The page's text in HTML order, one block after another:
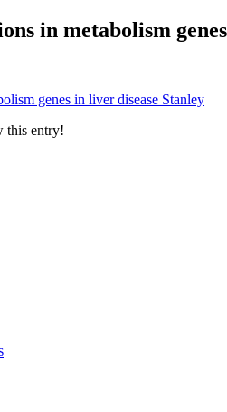
in metabolism
genes in liver disease Stanley
this entry!